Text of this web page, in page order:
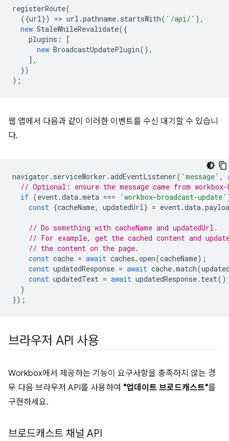
registerRoute(
({url}) => url .pathname. startsWith( '/api/' ),
new StaleWhileRevalidate({
plugins :
[
new BroadcastUpdatePlugin(),
],
})
);
웹 앱에서 다음과 같이 이러한 이벤트를 수신 대기할 수 있습니
다.
navigator . serviceWorker .addEventListener( 'message' ,
// Optional: ensure the message came from workbox-
if (event.data.meta === 'workbox-broadcast-update'
const {cacheName, updatedUrl} = event.data.
// Do something with cacheName and updatedUrl.
// For example, get the cached content and
// the content on the page.
const cache = await caches .open(cacheName);
const updatedResponse = await cache.match(
const updatedText = await updatedResponse. text
}
});
브라우저 API 사용
Workbox에서 제공하는 기능이 요구사항을 충족하지 않는 경
우 다음 브라우저 API를 사용하여 "업데이트 브로드캐스트"를
구현하세요.
브로드캐스트 채널 API